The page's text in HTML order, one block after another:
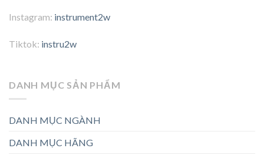
Instagram: instrument2w
Tiktok: instru2w
DANH MỤC SẢN PHẨM
DANH MỤC NGÀNH
DANH MỤC HÃNG